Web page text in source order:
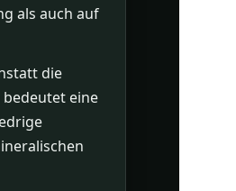
als auch auf
die
eine